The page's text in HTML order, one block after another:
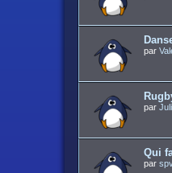
par
par
Qui
par